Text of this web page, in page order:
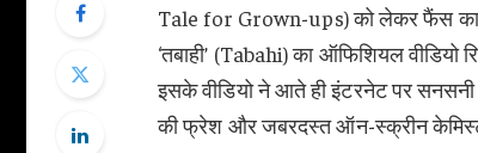
Tale for Grown-ups) को लेकर फैंस का
‘तबाही’ (Tabahi) का ऑफिशियल
इसके वीडियो ने आते ही इंटरनेट पर
की फ्रेश और जबरदस्त ऑन-स्क्रीन